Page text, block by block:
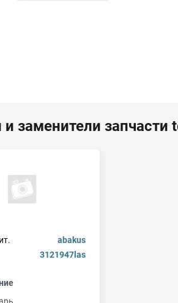
и заменители
abakus
3121947las